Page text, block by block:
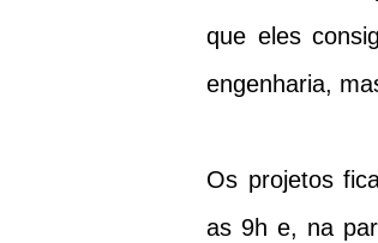
que eles
engenharia,
Os projetos
as 9h e, na